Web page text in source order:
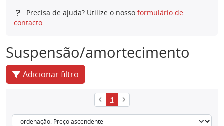
Precisa de ajuda? Utilize o nosso formulário de
contacto
Suspensão/amortecimento
Adicionar filtro
1